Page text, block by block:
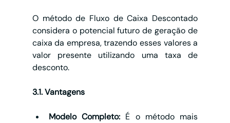
O método de Fluxo de Caixa Descontado
considera o potencial futuro de geração de
caixa da empresa, trazendo esses valores a
valor presente utilizando uma taxa de
desconto.
3.1. Vantagens
Modelo Completo: É o método mais